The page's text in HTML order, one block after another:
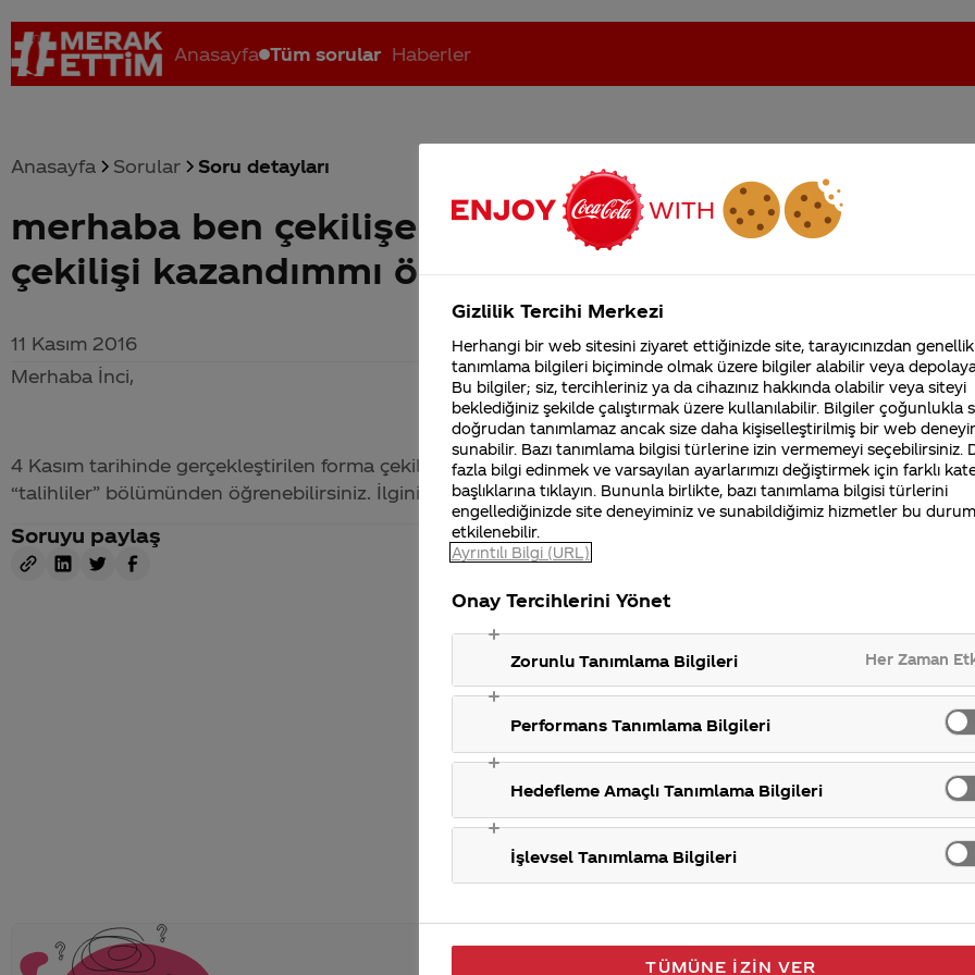
Anasayfa Tüm sorular Haberler
Coca-Cola nerenin malı? Coca cola İsrail malı mı Yani ... Coca-Cola'nın Filistin'de fabr... Coca-Cola’yı kim buldu?
Anasayfa Sorular Soru detayları
merhaba ben çekilişe katıldım indirim kazandım da
çekilişi kazandımmı öğrenemiyorum
11 Kasım 2016
Merhaba İnci,
4 Kasım tarihinde gerçekleştirilen forma çekilişimizin kazananlarını takiminlakolkola.com sitesinde yer
“talihliler” bölümünden öğrenebilirsiniz. İlginiz için teşekkür ederiz.
Soruyu paylaş
Coca-Cola Şirketi
merak ettikleriniz.
Fabrikalarımız,
sertifikalarımız, faaliyet
gösterdiğimiz ülkeler,
tarihçemiz ve daha
Gizlilik Tercihi Merkezi
Herhangi bir web sitesini ziyaret ettiğinizde site, tarayıcınızdan
tanımlama bilgileri biçiminde olmak üzere bilgiler alabilir veya
Bu bilgiler; siz, tercihleriniz ya da cihazınız hakkında olabilir veya siteyi
beklediğiniz şekilde çalıştırmak üzere kullanılabilir. Bilgiler çoğunlukla
doğrudan tanımlamaz ancak size daha kişiselleştirilmiş bir web
sunabilir. Bazı tanımlama bilgisi türlerine izin vermemeyi seçebilirsiniz.
fazla bilgi edinmek ve varsayılan ayarlarımızı değiştirmek için farklı
başlıklarına tıklayın. Bununla birlikte, bazı tanımlama bilgisi türlerini
engellediğinizde site deneyiminiz ve sunabildiğimiz hizmetler bu
etkilenebilir.
Ayrıntılı Bilgi (URL)
Onay Tercihlerini Yönet
Zorunlu Tanımlama Bilgileri Her Zaman
Performans Tanımlama Bilgileri
Hedefleme Amaçlı Tanımlama Bilgileri
İşlevsel Tanımlama Bilgileri
TÜMÜNE İZIN VER